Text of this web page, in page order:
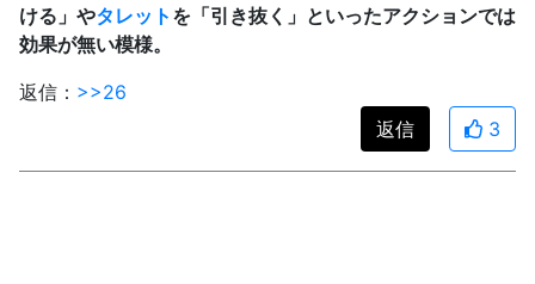
ける」やタレット を「引き抜く」といったアクションでは
効果が無い模様。
返信： >>26
返信
3